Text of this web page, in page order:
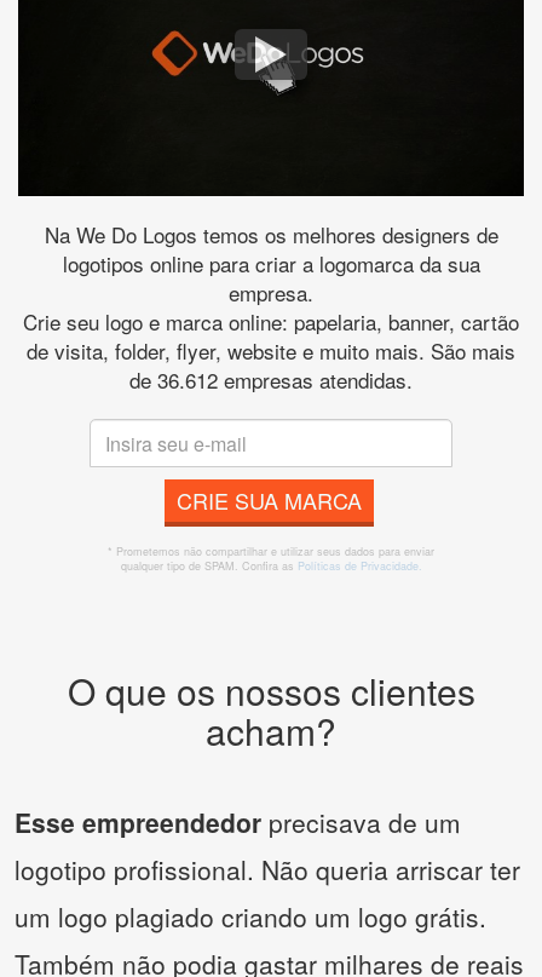
Na We Do Logos temos os melhores designers de
logotipos online para criar a logomarca da sua
empresa.
Crie seu logo e marca online: papelaria, banner, cartão
de visita, folder, flyer, website e muito mais. São mais
de 36.612 empresas atendidas.
CRIE SUA MARCA
* Prometemos não compartilhar e utilizar seus dados para enviar
qualquer tipo de SPAM. Confira as Políticas de Privacidade.
O que os nossos clientes
acham?
Esse empreendedor precisava de um
logotipo profissional. Não queria arriscar ter
um logo plagiado criando um logo grátis.
Também não podia gastar milhares de reais